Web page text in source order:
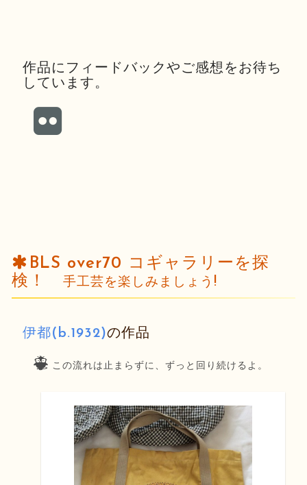
作品にフィードバックやご感想をお待ち
しています。
BLS over70 コギャラリーを探
検！
手工芸を楽しみましょう!
伊都(b.1932)の作品
この流れは止まらずに、ずっと回り続けるよ。